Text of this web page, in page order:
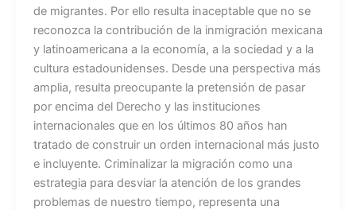
de migrantes. Por ello resulta inaceptable que no se
reconozca la contribución de la inmigración mexicana
y latinoamericana a la economía, a la sociedad y a la
cultura estadounidenses. Desde una perspectiva más
amplia, resulta preocupante la pretensión de pasar
por encima del Derecho y las instituciones
internacionales que en los últimos 80 años han
tratado de construir un orden internacional más justo
e incluyente. Criminalizar la migración como una
estrategia para desviar la atención de los grandes
problemas de nuestro tiempo, representa una